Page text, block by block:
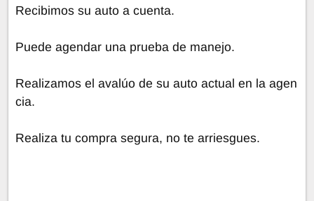
Recibimos su auto a cuenta.
Puede agendar una prueba de manejo.
Realizamos el avalúo de su auto actual en la agen
cia.
Realiza tu compra segura, no te arriesgues.